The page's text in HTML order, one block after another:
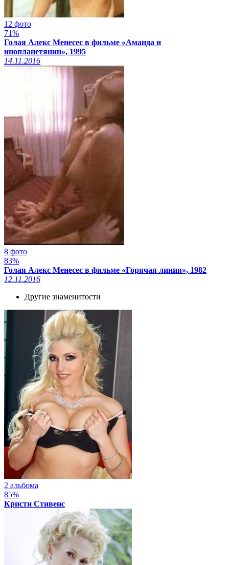
12 фото
71%
Голая Алекс Менесес в фильме «Аманда и
инопланетянин», 1995
14.11.2016
8 фото
83%
Голая Алекс Менесес в фильме «Горячая линия», 1982
12.11.2016
Другие знаменитости
2 альбома
85%
Кристи Стивенс